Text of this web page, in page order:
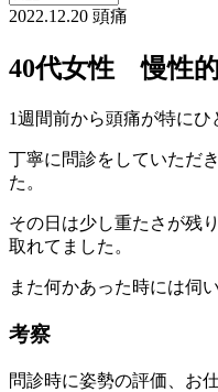
2022.12.20 頭痛
40代女性 慢性
1週間前から頭痛が特にひ
丁寧に問診をしていただ
た。
その日は少し重たさが残
取れてました。
また何かあった時には伺
考察
問診時に姿勢の評価、お